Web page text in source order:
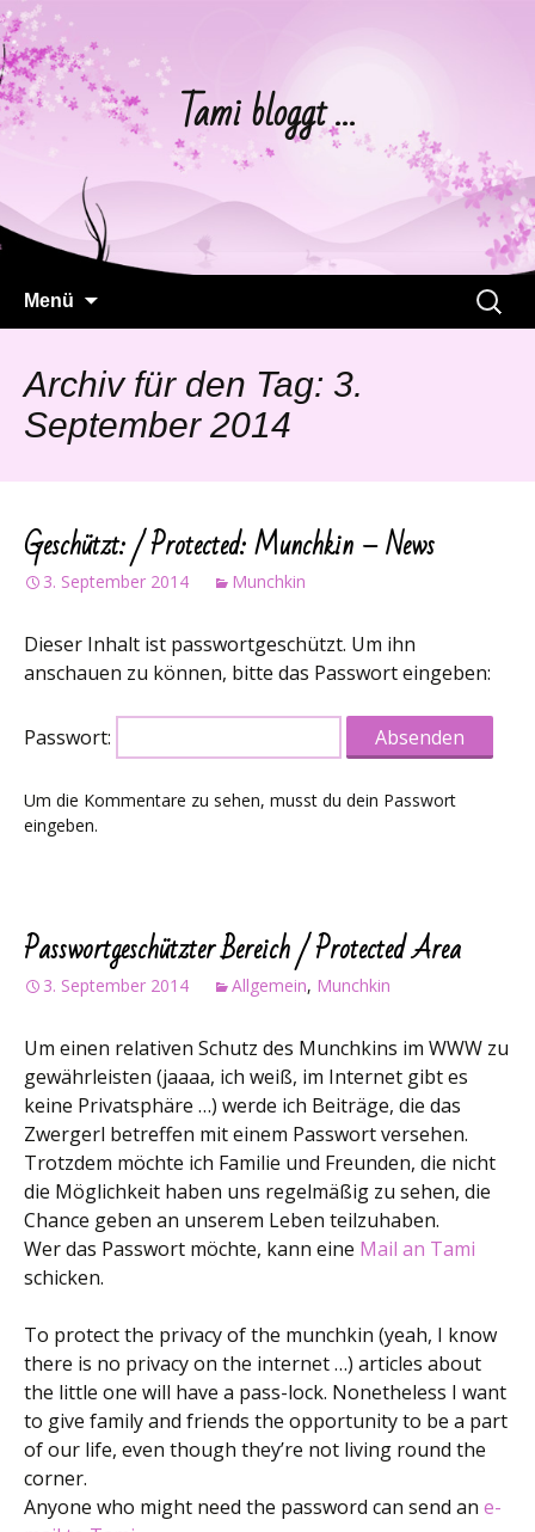
Tami bloggt …
Menü
Suchen
nach:
Archiv für den Tag: 3.
September 2014
Geschützt: / Protected: Munchkin – News
3. September 2014 Munchkin
Dieser Inhalt ist passwortgeschützt. Um ihn
anschauen zu können, bitte das Passwort eingeben:
Passwort:
Um die Kommentare zu sehen, musst du dein Passwort
eingeben.
Passwortgeschützter Bereich / Protected Area
3. September 2014 Allgemein, Munchkin
Um einen relativen Schutz des Munchkins im WWW zu
gewährleisten (jaaaa, ich weiß, im Internet gibt es
keine Privatsphäre …) werde ich Beiträge, die das
Zwergerl betreffen mit einem Passwort versehen.
Trotzdem möchte ich Familie und Freunden, die nicht
die Möglichkeit haben uns regelmäßig zu sehen, die
Chance geben an unserem Leben teilzuhaben.
Wer das Passwort möchte, kann eine Mail an Tami
schicken.
To protect the privacy of the munchkin (yeah, I know
there is no privacy on the internet …) articles about
the little one will have a pass-lock. Nonetheless I want
to give family and friends the opportunity to be a part
of our life, even though they’re not living round the
corner.
Anyone who might need the password can send an e-